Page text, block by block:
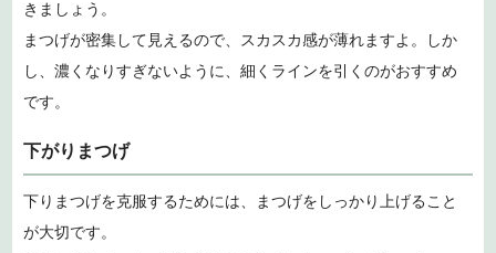
きましょう。
まつげが密集して見えるので、スカスカ感が薄れますよ。しか
し、濃くなりすぎないように、細くラインを引くのがおすすめ
です。
下がりまつげ
下りまつげを克服するためには、まつげをしっかり上げること
が大切です。